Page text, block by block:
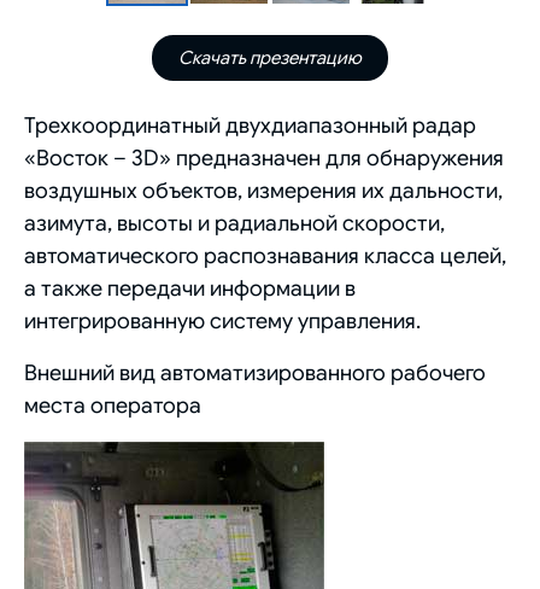
Скачать презентацию
Трехкоординатный двухдиапазонный радар
«Восток – 3D» предназначен для обнаружения
воздушных объектов, измерения их дальности,
азимута, высоты и радиальной скорости,
автоматического распознавания класса целей,
а также передачи информации в
интегрированную систему управления.
Внешний вид автоматизированного рабочего
места оператора